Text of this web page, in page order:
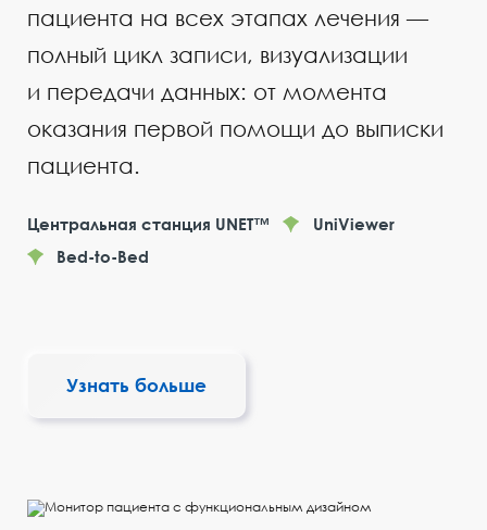
пациента на всех этапах лечения —
полный цикл записи, визуализации
и передачи данных: от момента
оказания первой помощи до выписки
пациента.
Центральная станция UNET™
UniViewer
Bed-to-Bed
Узнать больше